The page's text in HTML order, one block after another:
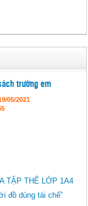
trường em
05/2021
TẬP THỂ LỚP 1A4
đồ dùng tái chế”